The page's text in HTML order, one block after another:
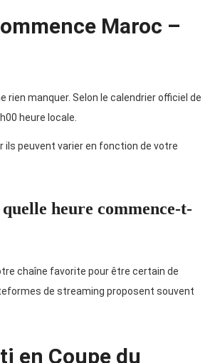
Maroc –
rien manquer. Selon le calendrier officiel de
heure locale.
ils peuvent varier en fonction de votre
heure commence-t-
chaîne favorite pour être certain de
de streaming proposent souvent
en Coupe du